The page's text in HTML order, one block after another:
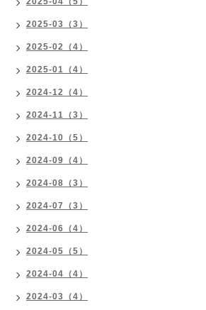
2025-03（3）
2025-02（4）
2025-01（4）
2024-12（4）
2024-11（3）
2024-10（5）
2024-09（4）
2024-08（3）
2024-07（3）
2024-06（4）
2024-05（5）
2024-04（4）
2024-03（4）